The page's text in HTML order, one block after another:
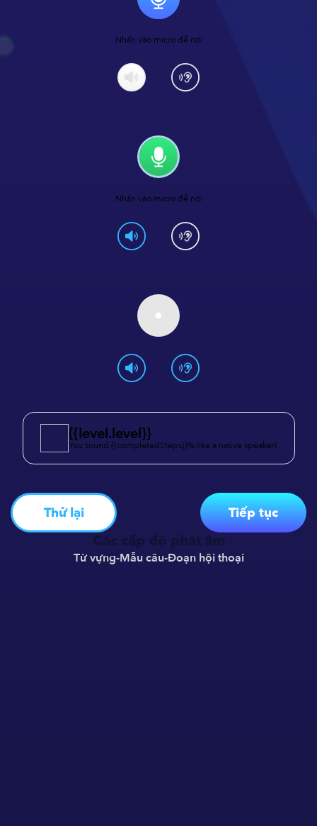
Nhấn vào micro để nói
Nhấn vào micro để nói
{{level.level}}
You sound {{completedSteps}}% like a native speaker!
Thử lại Tiếp tục
Các cấp độ phát âm
Từ vựng-Mẫu câu-Đoạn hội thoại